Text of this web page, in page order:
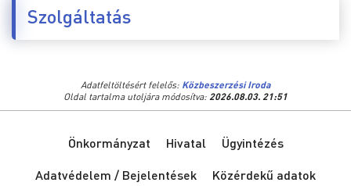
Szolgáltatás
Adatfeltöltésért felelős: Közbeszerzési Iroda
Oldal tartalma utoljára módosítva: 2026.08.03. 21:51
Önkormányzat Hivatal
Ügyintézés
Adatvédelem / Bejelentések
Közérdekű adatok